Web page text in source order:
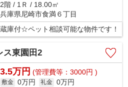
2階 / 1Ｒ / 18.00㎡
兵庫県尼崎市食満６丁目
庫付☆ペット相談可能な物件です！
ス東園田2
3.5万円 (管理費等：3000円 )
敷金 0万円 礼金 0万円